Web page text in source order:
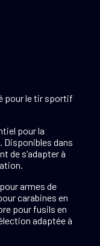
pour le tir sportif
pour la
Disponibles dans
de s’adapter à
armes de
carabines en
pour fusils en
adaptée à